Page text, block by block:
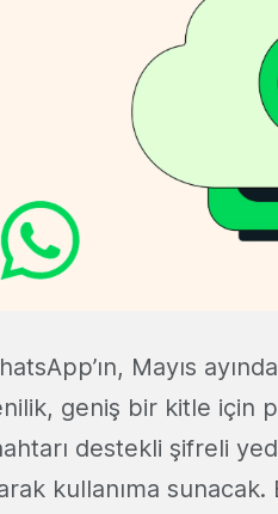
Mayıs ayında
geniş bir kitle için
destekli şifreli
kullanıma